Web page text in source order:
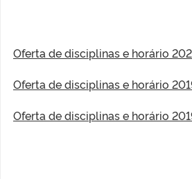
Oferta de disciplinas e horário
Oferta de disciplinas e horário
Oferta de disciplinas e horário